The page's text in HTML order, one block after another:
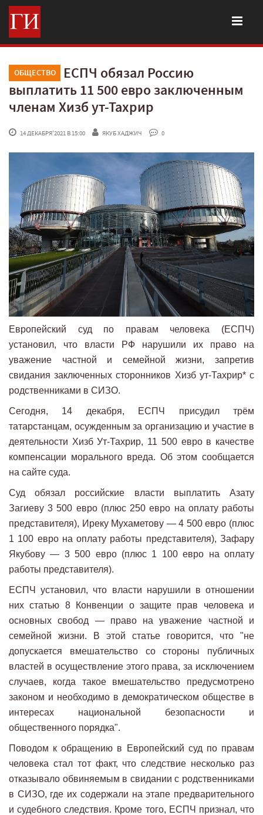
ОБЩЕСТВО
ЕСПЧ обязал Россию
выплатить 11 500 евро заключенным
членам Хизб ут-Тахрир
14 ДЕКАБРЯ'2021 В 15:00 ЯКУБ ХАДЖИЧ 0
Европейский суд по правам человека (ЕСПЧ)
установил, что власти РФ нарушили их право на
уважение частной и семейной жизни, запретив
свидания заключенных сторонников Хизб ут-Тахрир* с
родственниками в СИЗО.
Сегодня, 14 декабря, ЕСПЧ присудил трём
татарстанцам, осужденным за организацию и участие в
деятельности Хизб Ут-Тахрир, 11 500 евро в качестве
компенсации морального вреда. Об этом сообщается
на сайте суда.
Суд обязал российские власти выплатить Азату
Загиеву 3 500 евро (плюс 250 евро на оплату работы
представителя), Иреку Мухаметову — 4 500 евро (плюс
1 100 евро на оплату работы представителя), Зафару
Якубову — 3 500 евро (плюс 1 100 евро на оплату
работы представителя).
ЕСПЧ установил, что власти нарушили в отношении
них статью 8 Конвенции о защите прав человека и
основных свобод — право на уважение частной и
семейной жизни. В этой статье говорится, что "не
допускается вмешательство со стороны публичных
властей в осуществление этого права, за исключением
случаев, когда такое вмешательство предусмотрено
законом и необходимо в демократическом обществе в
интересах национальной безопасности и
общественного порядка".
Поводом к обращению в Европейский суд по правам
человека стал тот факт, что следствие несколько раз
отказывало обвиняемым в свидании с родственниками
в СИЗО, где их содержали на этапе предварительного
и судебного следствия. Кроме того, ЕСПЧ признал, что